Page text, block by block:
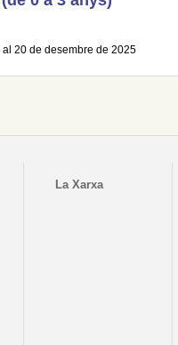
al 20 de desembre de 2025
La Xarxa